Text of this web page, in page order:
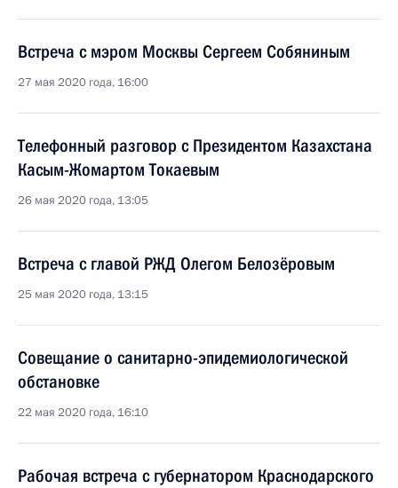
Встреча с мэром Москвы Сергеем Собяниным
27 мая 2020 года, 16:00
Телефонный разговор с Президентом Казахстана
Касым-Жомартом Токаевым
26 мая 2020 года, 13:05
Встреча с главой РЖД Олегом Белозёровым
25 мая 2020 года, 13:15
Совещание о санитарно-эпидемиологической
обстановке
22 мая 2020 года, 16:10
Рабочая встреча с губернатором Краснодарского